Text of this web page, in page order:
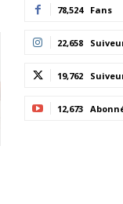
78,524 Fans
22,658
19,762
12,673